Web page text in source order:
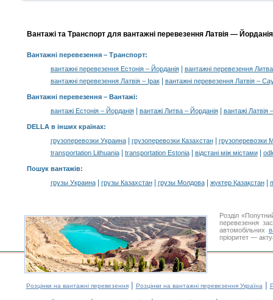
Вантажі та Транспорт для вантажні перевезення Латвія —
Вантажні перевезення– Транспорт:
вантажні перевезення Естонія – Йорданія|
вантажні перевезення
вантажні перевезення Латвія – Ірак| вантажні перевезення Латвія –
Вантажні перевезення – Вантажі:
вантажі Естонія – Йорданія| вантажі Литва – Йорданія| вантажі Латвія
DELLA в інших країнах:
грузоперевозки Украина| грузоперевозки Казахстан|
грузоперевозки
transportation Lithuania| transportation Estonia| відстані між містами|
Пошук вантажів:
грузы Украина| грузы Казахстан| грузы Молдова| жүктер Қазақстан|
Розділ
перевезення
автомобільних
пріоритет —
Розцінки на вантажні перевезення| Розцінки на вантажні перевезення Україна |